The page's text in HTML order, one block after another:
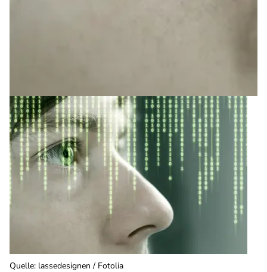
Quelle: lassedesignen / Fotolia